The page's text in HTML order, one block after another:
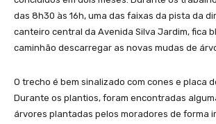
das 8h30 às 16h, uma das faixas da pista da
canteiro central da Avenida Silva Jardim, fica
caminhão descarregar as novas mudas de
O trecho é bem sinalizado com cones e placa
Durante os plantios, foram encontradas
árvores plantadas pelos moradores de forma